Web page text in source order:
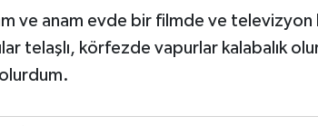
ve anam evde bir filmde ve televizyon
telaşlı, körfezde vapurlar kalabalık